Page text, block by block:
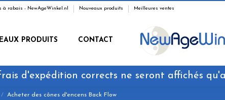
à rabais - NewAgeWinkel.nl Nouveaux produits Meilleures ventes
PRODUITS CONTACT
d'expédition corrects ne seront affichés
Acheter des cônes d'encens Back Flow